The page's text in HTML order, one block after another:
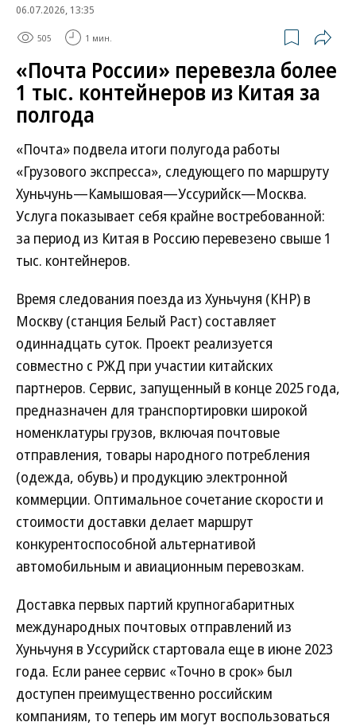
06.07.2026, 13:35
505 1 мин.
«Почта России» перевезла более
1 тыс. контейнеров из Китая за
полгода
«Почта» подвела итоги полугода работы
«Грузового экспресса», следующего по маршруту
Хуньчунь—Камышовая—Уссурийск—Москва.
Услуга показывает себя крайне востребованной:
за период из Китая в Россию перевезено свыше 1
тыс. контейнеров.
Время следования поезда из Хуньчуня (КНР) в
Москву (станция Белый Раст) составляет
одиннадцать суток. Проект реализуется
совместно с РЖД при участии китайских
партнеров. Сервис, запущенный в конце 2025 года,
предназначен для транспортировки широкой
номенклатуры грузов, включая почтовые
отправления, товары народного потребления
(одежда, обувь) и продукцию электронной
коммерции. Оптимальное сочетание скорости и
стоимости доставки делает маршрут
конкурентоспособной альтернативой
автомобильным и авиационным перевозкам.
Доставка первых партий крупногабаритных
международных почтовых отправлений из
Хуньчуня в Уссурийск стартовала еще в июне 2023
года. Если ранее сервис «Точно в срок» был
доступен преимущественно российским
компаниям, то теперь им могут воспользоваться